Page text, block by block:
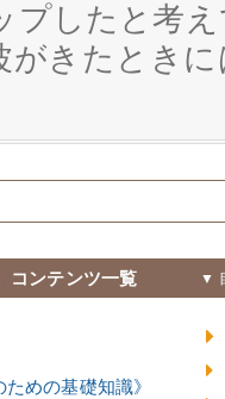
プしたと考
がきたとき
コンテンツ一覧 ▼
ための基礎知識》